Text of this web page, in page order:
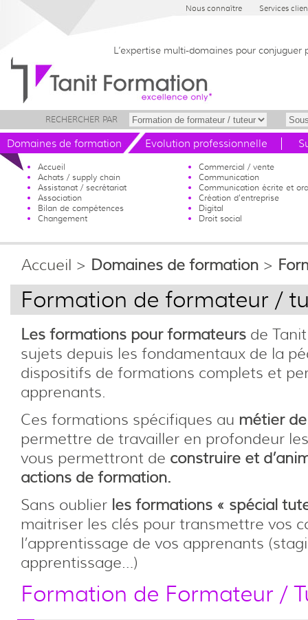
Nous connaître Services
L’expertise multi-domaines pour
RECHERCHER PAR
Domaines de formation Evolution professionnelle
Accueil
Achats / supply chain
Assistanat / secrétariat
Association
Bilan de compétences
Changement
Commercial / vente
Communication
Communication écrite et
Création d'entreprise
Digital
Droit social
Accueil > Domaines de formation >
Formation de formateur /
Les formations pour formateurs de
sujets depuis les fondamentaux de la
dispositifs de formations complets et
apprenants.
Ces formations spécifiques au métier
permettre de travailler en profondeur
vous permettront de construire et
actions de formation.
Sans oublier les formations « spécial
maitriser les clés pour transmettre vos
l’apprentissage de vos apprenants
apprentissage…)
Formation de Formateur /